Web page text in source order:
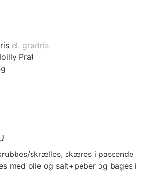
el. grødris
Prat
skrælles, skæres i passende
med olie og salt+peber og bages i